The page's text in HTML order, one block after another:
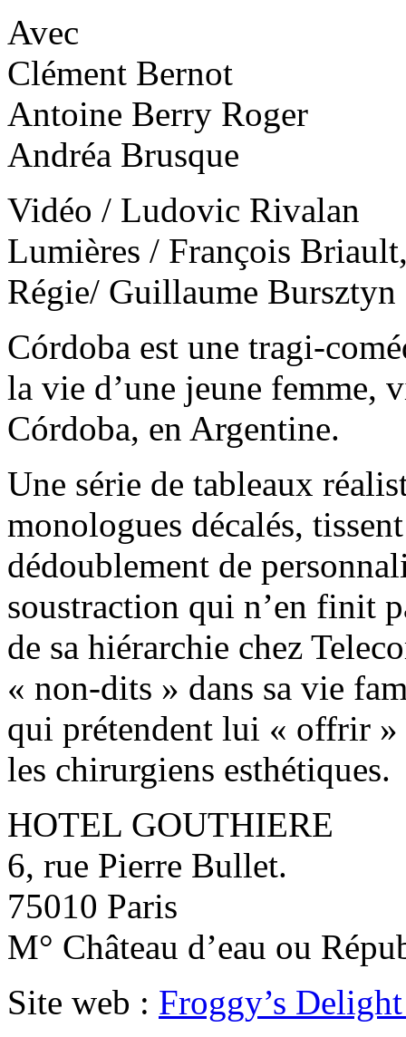
Avec
Clément Bernot
Antoine Berry Roger
Andréa Brusque
Vidéo / Ludovic Rivalan
Lumières / François
Régie/ Guillaume Bursztyn
Córdoba est une tragi-
la vie d’une jeune femme,
Córdoba, en Argentine.
Une série de tableaux
monologues décalés,
dédoublement de
soustraction qui n’en finit
de sa hiérarchie chez
« non-dits » dans sa vie
qui prétendent lui « offrir »
les chirurgiens esthétiques.
HOTEL GOUTHIERE
6, rue Pierre Bullet.
75010 Paris
M° Château d’eau ou
Site web : Froggy’s